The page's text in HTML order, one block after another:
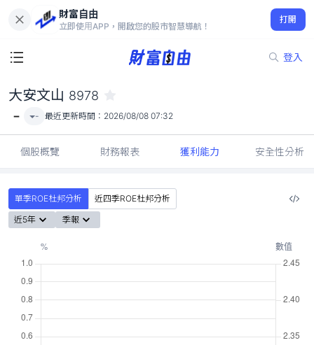
財富自由
立即使用APP，開啟您的股市智慧導航！
打開
登入
-
大安文山 8978
- - 最近更新時間： 2026/08/08 07:32
個股概覽 財務報表 獲利能力 安全性分析
單季ROE杜邦分析
近四季ROE杜邦分析
近5年
季報